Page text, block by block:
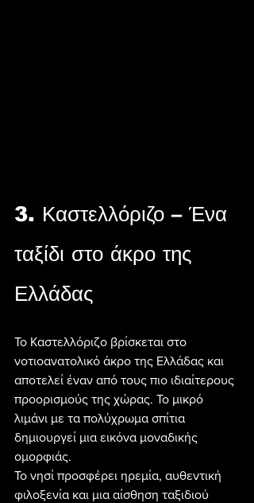
3. Καστελλόριζο – Ένα
ταξίδι στο άκρο της
Ελλάδας
Το Καστελλόριζο βρίσκεται στο
νοτιοανατολικό άκρο της Ελλάδας και
αποτελεί έναν από τους πιο ιδιαίτερους
προορισμούς της χώρας. Το μικρό
λιμάνι με τα πολύχρωμα σπίτια
δημιουργεί μια εικόνα μοναδικής
ομορφιάς.
Το νησί προσφέρει ηρεμία, αυθεντική
φιλοξενία και μια αίσθηση ταξιδιού